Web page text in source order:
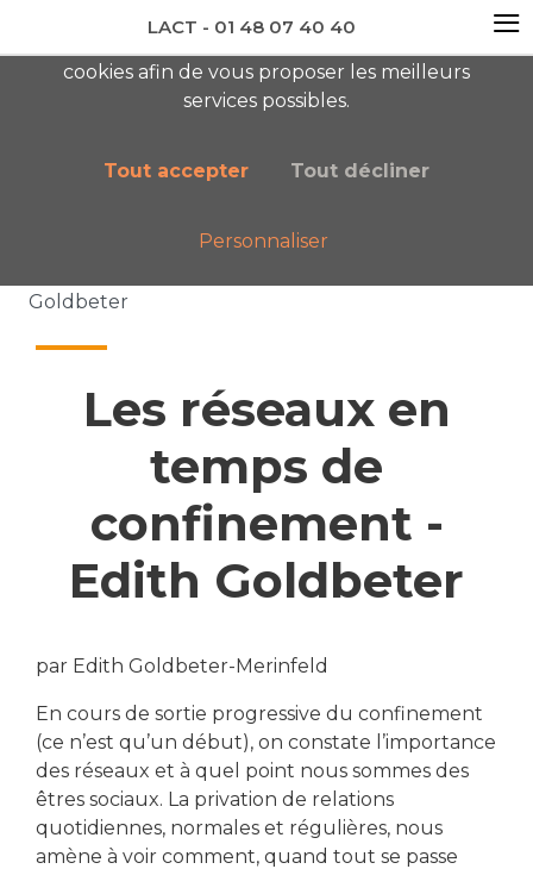
newsletter AC
Nos publications
Goldbeter
Les réseaux en
temps de
confinement -
Edith Goldbeter
par Edith Goldbeter-Merinfeld
En cours de sortie progressive du confinement
(ce n’est qu’un début), on constate l’importance
des réseaux et à quel point nous sommes des
êtres sociaux. La privation de relations
quotidiennes, normales et régulières, nous
amène à voir comment, quand tout se passe
cookies afin de vous proposer les meilleurs
services possibles.
Tout accepter Tout décliner
Personnaliser
LACT - 01 48 07 40 40 ≡